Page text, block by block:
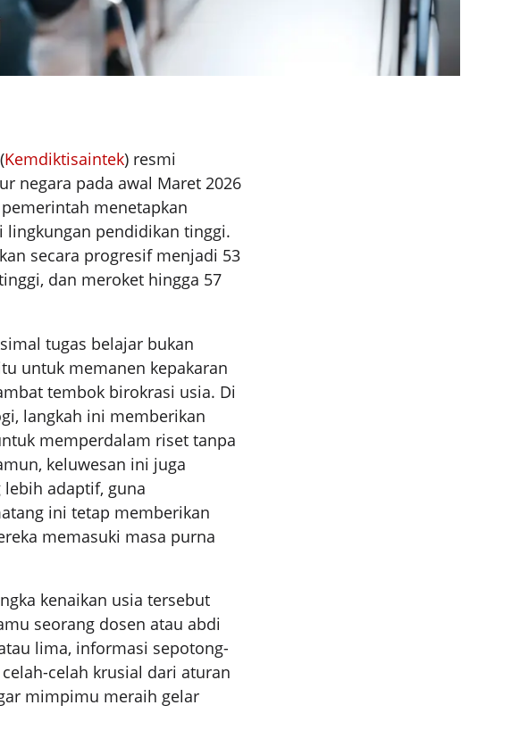
Kemdiktisaintek) resmi
negara pada awal Maret 2026
menetapkan
lingkungan pendidikan tinggi.
secara progresif menjadi 53
dan meroket hingga 57
tugas belajar bukan
untuk memanen kepakaran
tembok birokrasi usia. Di
langkah ini memberikan
memperdalam riset tanpa
keluwesan ini juga
adaptif, guna
ini tetap memberikan
memasuki masa purna
kenaikan usia tersebut
seorang dosen atau abdi
lima, informasi sepotong-
celah krusial dari aturan
mimpimu meraih gelar